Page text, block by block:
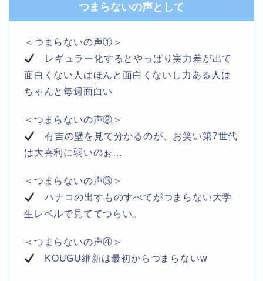
つまらないの声として
＜つまらないの声①＞
レギュラー化するとやっぱり実力差が出て
面白くない人はほんと面白くないし力ある人は
ちゃんと毎週面白い
＜つまらないの声②＞
有吉の壁を見て分かるのが、 お笑い第7世代
は大喜利に弱いのぉ…
＜つまらないの声③＞
ハナコの出すものすべてがつまらない大学
生レベルで見ててつらい。
＜つまらないの声④＞
KOUGU維新は最初からつまらないw